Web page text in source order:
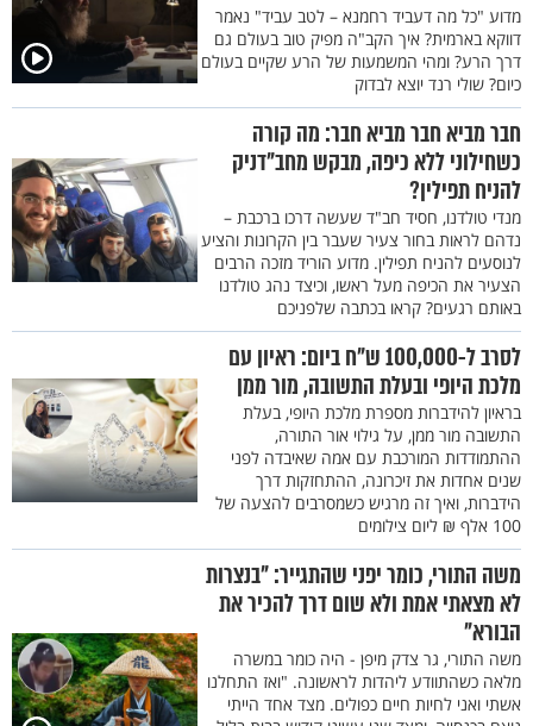
מדוע "כל מה דעביד רחמנא – לטב עביד" נאמר
דווקא בארמית? איך הקב"ה מפיק טוב בעולם גם
דרך הרע? ומהי המשמעות של הרע שקיים בעולם
כיום? שולי רנד יוצא לבדוק
חבר מביא חבר מביא חבר: מה קורה
כשחילוני ללא כיפה, מבקש מחב"דניק
להניח תפילין?
מנדי טולדנו, חסיד חב"ד שעשה דרכו ברכבת –
נדהם לראות בחור צעיר שעבר בין הקרונות והציע
לנוסעים להניח תפילין. מדוע הוריד מזכה הרבים
הצעיר את הכיפה מעל ראשו, וכיצד נהג טולדנו
באותם רגעים? קראו בכתבה שלפניכם
לסרב ל-100,000 ש"ח ביום: ראיון עם
מלכת היופי ובעלת התשובה, מור ממן
בראיון להידברות מספרת מלכת היופי, בעלת
התשובה מור ממן, על גילוי אור התורה,
ההתמודדות המורכבת עם אמה שאיבדה לפני
שנים אחדות את זיכרונה, ההתחזקות דרך
הידברות, ואיך זה מרגיש כשמסרבים להצעה של
100 אלף ₪ ליום צילומים
משה התורי, כומר יפני שהתגייר: "בנצרות
לא מצאתי אמת ולא שום דרך להכיר את
הבורא"
משה התורי, גר צדק מיפן - היה כומר במשרה
מלאה כשהתוודע ליהדות לראשונה. "ואז התחלנו
אשתי ואני לחיות חיים כפולים. מצד אחד הייתי